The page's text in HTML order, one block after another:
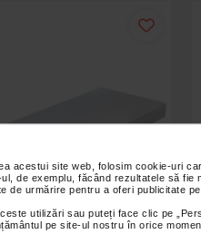
acestui site web, folosim cookie-uri
de exemplu, făcând rezultatele să
urmărire pentru a oferi publicitate
utilizări sau puteți face clic pe
pe site-ul nostru în orice